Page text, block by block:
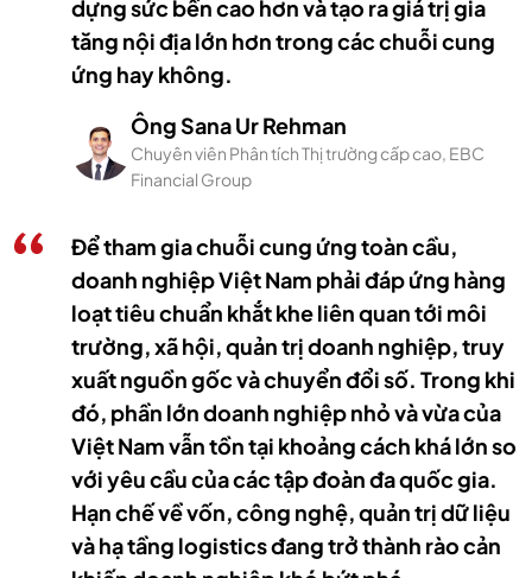
dựng sức bền cao hơn và tạo ra giá trị gia
tăng nội địa lớn hơn trong các chuỗi cung
ứng hay không.
Ông Sana Ur Rehman
Chuyên viên Phân tích Thị trường cấp cao, EBC
Financial Group
Để tham gia chuỗi cung ứng toàn cầu,
doanh nghiệp Việt Nam phải đáp ứng hàng
loạt tiêu chuẩn khắt khe liên quan tới môi
trường, xã hội, quản trị doanh nghiệp, truy
xuất nguồn gốc và chuyển đổi số. Trong khi
đó, phần lớn doanh nghiệp nhỏ và vừa của
Việt Nam vẫn tồn tại khoảng cách khá lớn so
với yêu cầu của các tập đoàn đa quốc gia.
Hạn chế về vốn, công nghệ, quản trị dữ liệu
và hạ tầng logistics đang trở thành rào cản